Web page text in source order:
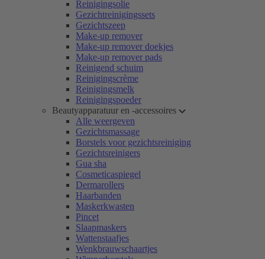
Reinigingsolie
Gezichtreinigingssets
Gezichtszeep
Make-up remover
Make-up remover doekjes
Make-up remover pads
Reinigend schuim
Reinigingscrème
Reinigingsmelk
Reinigingspoeder
Beautyapparatuur en -accessoires
Alle weergeven
Gezichtsmassage
Borstels voor gezichtsreiniging
Gezichtsreinigers
Gua sha
Cosmeticaspiegel
Dermarollers
Haarbanden
Maskerkwasten
Pincet
Slaapmaskers
Wattenstaafjes
Wenkbrauwschaartjes